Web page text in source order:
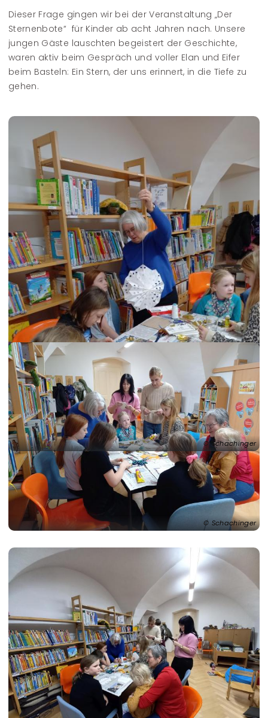
Dieser Frage gingen wir bei der Veranstaltung „Der
Sternenbote“ für Kinder ab acht Jahren nach. Unsere
jungen Gäste lauschten begeistert der Geschichte,
waren aktiv beim Gespräch und voller Elan und Eifer
beim Basteln: Ein Stern, der uns erinnert, in die Tiefe zu
gehen.
Schachinger
Schachinger